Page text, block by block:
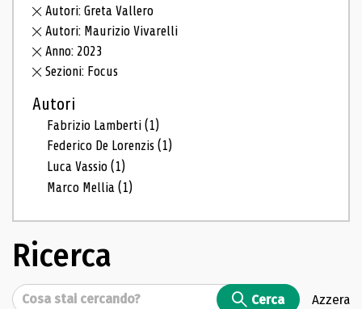
Autori: Greta Vallero
Autori: Maurizio Vivarelli
Anno: 2023
Sezioni: Focus
Autori
Fabrizio Lamberti(1)
Federico De Lorenzis(1)
Luca Vassio(1)
Marco Mellia(1)
Ricerca
Cerca Cerca Azzera